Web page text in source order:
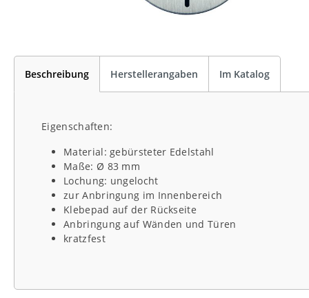
Beschreibung Herstellerangaben Im Katalog
Eigenschaften:
Material: gebürsteter Edelstahl
Maße: Ø 83 mm
Lochung: ungelocht
zur Anbringung im Innenbereich
Klebepad auf der Rückseite
Anbringung auf Wänden und Türen
kratzfest